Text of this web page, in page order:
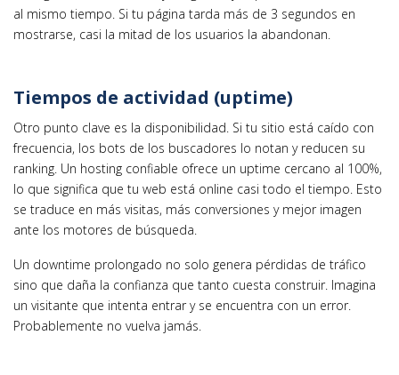
al mismo tiempo. Si tu página tarda más de 3 segundos en
mostrarse, casi la mitad de los usuarios la abandonan.
Tiempos de actividad (uptime)
Otro punto clave es la disponibilidad. Si tu sitio está caído con
frecuencia, los bots de los buscadores lo notan y reducen su
ranking. Un hosting confiable ofrece un uptime cercano al 100%,
lo que significa que tu web está online casi todo el tiempo. Esto
se traduce en más visitas, más conversiones y mejor imagen
ante los motores de búsqueda.
Un downtime prolongado no solo genera pérdidas de tráfico
sino que daña la confianza que tanto cuesta construir. Imagina
un visitante que intenta entrar y se encuentra con un error.
Probablemente no vuelva jamás.